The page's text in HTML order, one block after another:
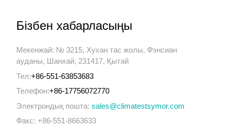
Бізбен хабарласыңы
Мекенжай: № 3215, Хухан тас жолы, Фэнсиан
ауданы, Шанхай, 231417, Қытай
Тел:+86-551-63853683
Телефон:+86-17756072770
Электрондық пошта: sales@climatestsymor.com
Факс: +86-551-8663633